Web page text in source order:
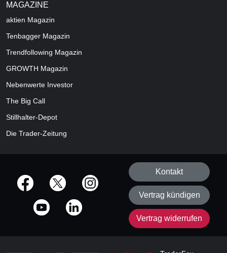
MAGAZINE
aktien Magazin
Tenbagger Magazin
Trendfollowing Magazin
GROWTH Magazin
Nebenwerte Investor
The Big Call
Stillhalter-Depot
Die Trader-Zeitung
offizielle Social Media-Accounts
Kontakt
Vertrag kündigen
Vertrag widerrufen